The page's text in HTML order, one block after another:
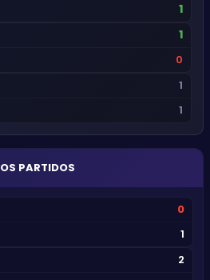
1
1
0
1
1
PARTIDOS
0
1
2